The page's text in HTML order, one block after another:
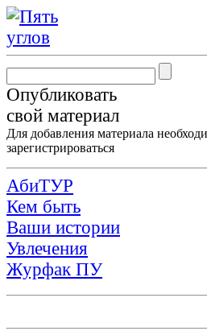
Опубликовать
свой материал
Для добавления материала
зарегистрироваться
АбиТУР
Кем быть
Ваши истории
Увлечения
Журфак ПУ